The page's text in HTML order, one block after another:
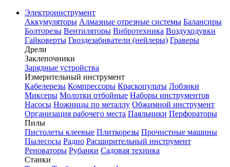
Электроинструмент
Аккумуляторы Алмазные отрезные системы Балансиры
Болторезы Вентиляторы Вибротехника Воздуходувки
Гайковерты Гвоздезабиватели (нейлеры) Граверы
Дрели
Заклепочники
Зарядные устройства
Измерительный инструмент
Кабелерезы Компрессоры Краскопульты Лобзики
Миксеры Молотки отбойные Наборы инструментов
Насосы Ножницы по металлу Обжимной инструмент
Организация рабочего места Паяльники Перфораторы
Пилы
Пистолеты клеевые Плиткорезы Прочистные машины
Пылесосы Радио Расширительный инструмент
Реноваторы Рубанки Садовая техника
Станки